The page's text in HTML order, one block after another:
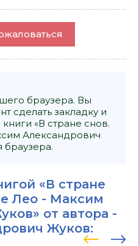
браузера. Вы
сделать закладку и
«В стране снов.
Александрович
браузера.
«В стране
Лео - Максим
от автора -
Жуков: